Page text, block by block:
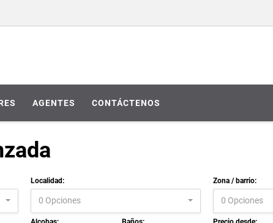
AGENTES CONTÁCTENOS
Localidad:
0 Opciones
Zona / barrio:
0 Opciones